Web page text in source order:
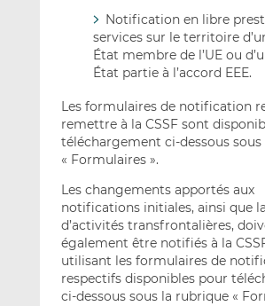
Notification en libre
services sur le territoire
État membre de l’UE ou
État partie à l’accord EEE.
Les formulaires de notification
remettre à la CSSF sont
téléchargement ci-dessous
« Formulaires ».
Les changements apportés aux
notifications initiales, ainsi que
d’activités transfrontalières,
également être notifiés à la
utilisant les formulaires de
respectifs disponibles pour
ci-dessous sous la rubrique «